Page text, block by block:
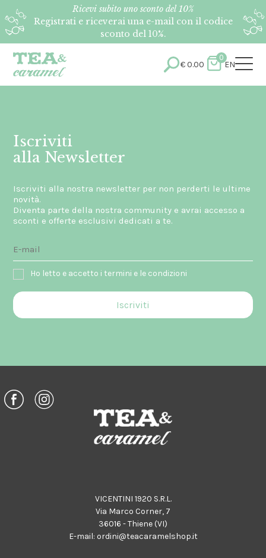
Ricevi subito uno sconto del 10%
Registrati e riceverai una e-mail con il codice
sconto del 10%.
€0.00
0
EN
Iscriviti
alla Newsletter
Iscriviti alla nostra newsletter per non perderti le ultime
novità.
Diventa parte della nostra community e avrai accesso a
sconti e offerte esclusivi dedicati a te.
Ho letto e accetto i termini e le condizioni
VICENTINI 1920 S.R.L.
Via Marco Corner, 7
36016 - Thiene (VI)
E-mail: ordini@teacaramelshop.it